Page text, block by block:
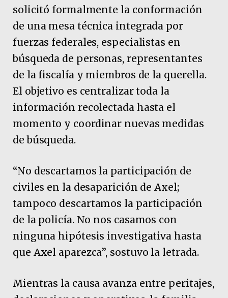
solicitó formalmente la conformación
de una mesa técnica integrada por
fuerzas federales, especialistas en
búsqueda de personas, representantes
de la fiscalía y miembros de la querella.
El objetivo es centralizar toda la
información recolectada hasta el
momento y coordinar nuevas medidas
de búsqueda.
“No descartamos la participación de
civiles en la desaparición de Axel;
tampoco descartamos la participación
de la policía. No nos casamos con
ninguna hipótesis investigativa hasta
que Axel aparezca”, sostuvo la letrada.
Mientras la causa avanza entre peritajes,